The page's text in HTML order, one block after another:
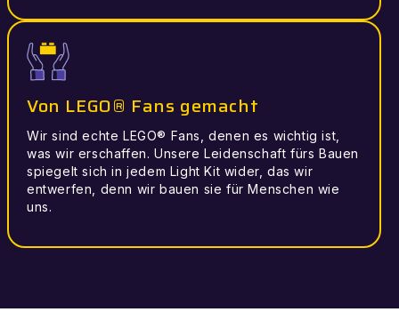
Von LEGO® Fans gemacht
Wir sind echte LEGO® Fans, denen es wichtig ist,
was wir erschaffen. Unsere Leidenschaft fürs Bauen
spiegelt sich in jedem Light Kit wider, das wir
entwerfen, denn wir bauen sie für Menschen wie
uns.